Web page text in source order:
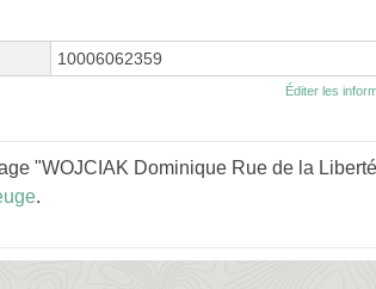
10006062359
Éditer les
"WOJCIAK Dominique Rue de la
.